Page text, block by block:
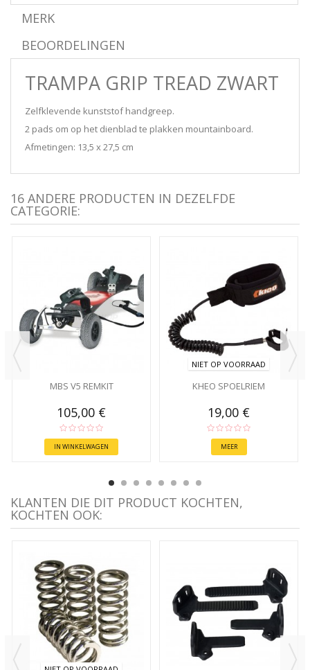
MERK
BEOORDELINGEN
TRAMPA GRIP TREAD ZWART
Zelfklevende kunststof handgreep.
2 pads om op het dienblad te plakken mountainboard.
Afmetingen: 13,5 x 27,5 cm
16 ANDERE PRODUCTEN IN DEZELFDE
CATEGORIE:
MBS V5 REMKIT
105,00 €
IN WINKELWAGEN
NIET OP VOORRAAD
KHEO SPOELRIEM
19,00 €
MEER
KLANTEN DIE DIT PRODUCT KOCHTEN,
KOCHTEN OOK: